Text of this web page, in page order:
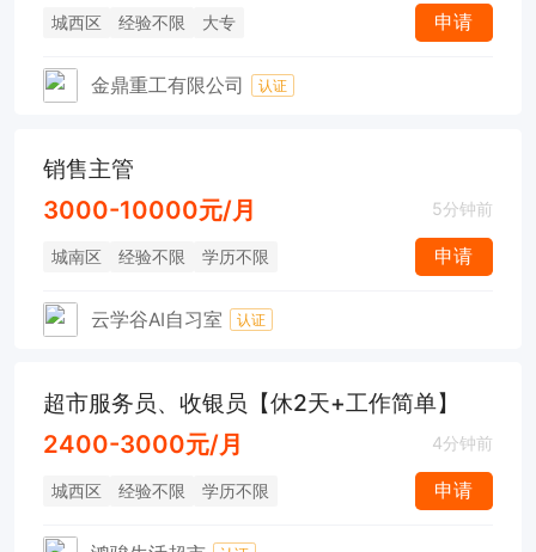
城西区 经验不限 大专 申请
金鼎重工有限公司 认证
销售主管
3000-10000元/月 5分钟前
城南区 经验不限 学历不限 申请
云学谷AI自习室 认证
超市服务员、收银员【休2天+工作简单】
2400-3000元/月 4分钟前
城西区 经验不限 学历不限 申请